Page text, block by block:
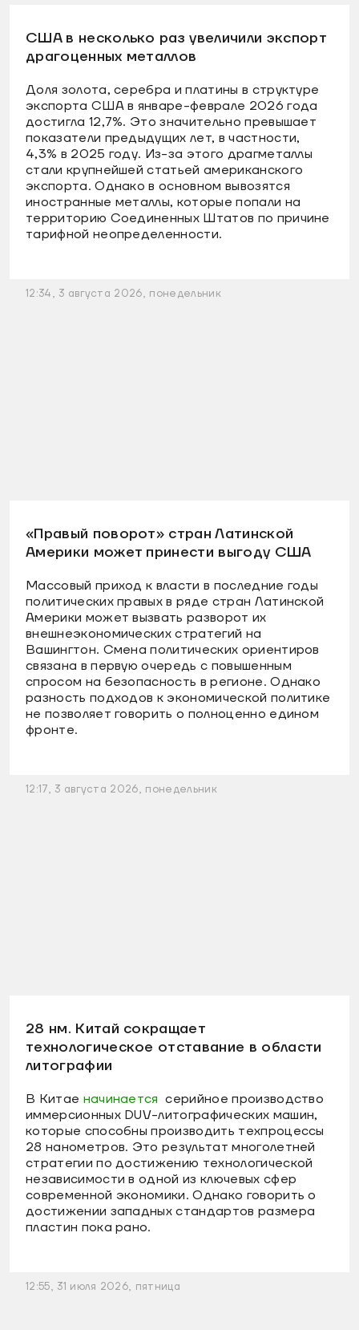
США в несколько раз увеличили экспорт
драгоценных металлов
Доля золота, серебра и платины в структуре
экспорта США в январе-феврале 2026 года
достигла 12,7%. Это значительно превышает
показатели предыдущих лет, в частности,
4,3% в 2025 году. Из-за этого драгметаллы
стали крупнейшей статьей американского
экспорта. Однако в основном вывозятся
иностранные металлы, которые попали на
территорию Соединенных Штатов по причине
тарифной неопределенности.
12:34, 3 августа 2026, понедельник
«Правый поворот» стран Латинской
Америки может принести выгоду США
Массовый приход к власти в последние годы
политических правых в ряде стран Латинской
Америки может вызвать разворот их
внешнеэкономических стратегий на
Вашингтон. Смена политических ориентиров
связана в первую очередь с повышенным
спросом на безопасность в регионе. Однако
разность подходов к экономической политике
не позволяет говорить о полноценно едином
фронте.
12:17, 3 августа 2026, понедельник
28 нм. Китай сокращает
технологическое отставание в области
литографии
В Китае начинается серийное производство
иммерсионных DUV-литографических машин,
которые способны производить техпроцессы
28 нанометров. Это результат многолетней
стратегии по достижению технологической
независимости в одной из ключевых сфер
современной экономики. Однако говорить о
достижении западных стандартов размера
пластин пока рано.
12:55, 31 июля 2026, пятница